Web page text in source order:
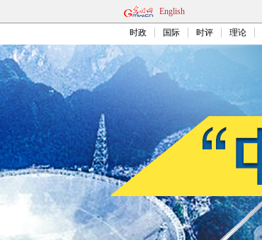
English
时政 国际 时评 理论